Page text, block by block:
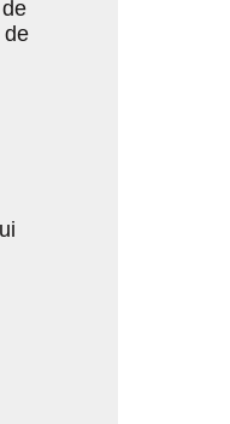
de